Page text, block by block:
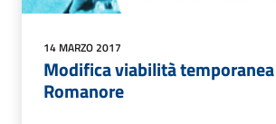
14 MARZO 2017
Modifica viabilità
Romanore